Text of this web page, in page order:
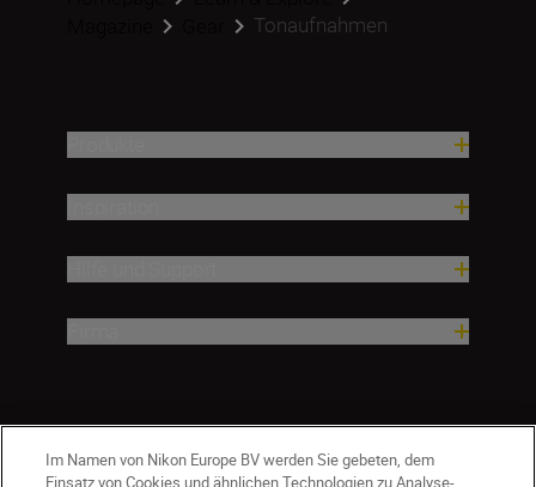
Tonaufnahmen
Im Namen von Nikon Europe BV werden Sie gebeten, dem
Einsatz von Cookies und ähnlichen Technologien zu Analyse-